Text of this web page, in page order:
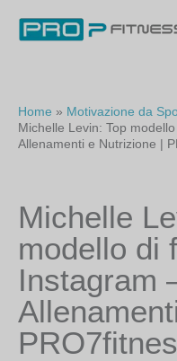
contenuto
Home
Motivazione da
Michelle Levin: Top
Allenamenti e Nutrizione |
Michelle
modello di
Instagram